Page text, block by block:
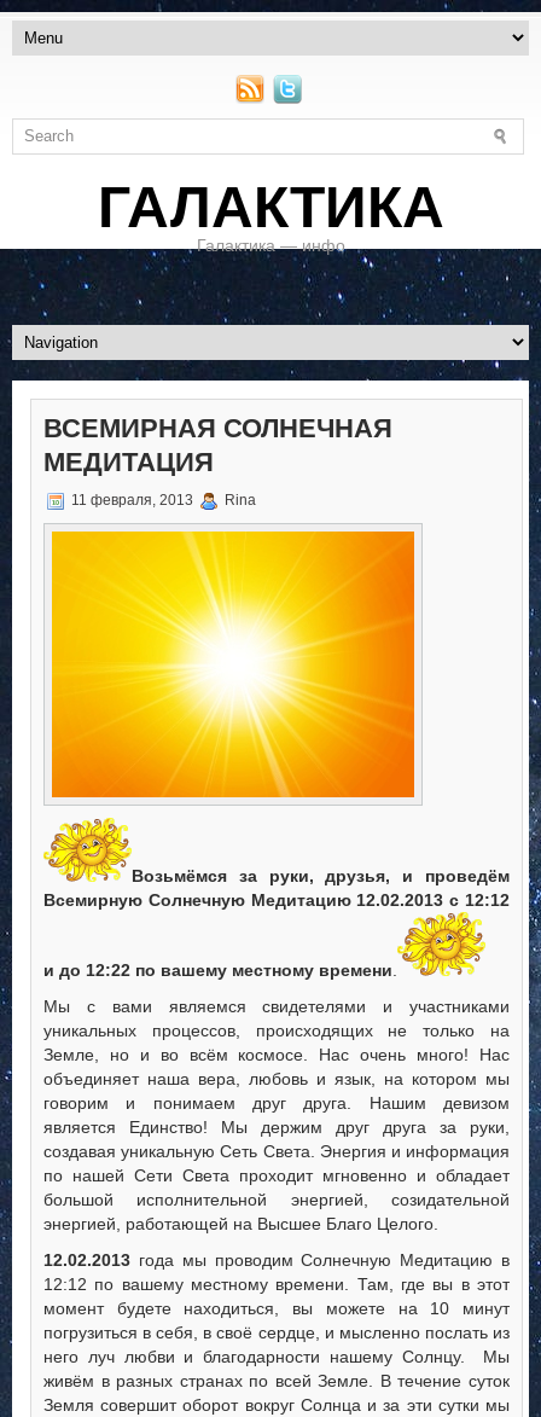
ГАЛАКТИКА
Галактика — инфо
ВСЕМИРНАЯ СОЛНЕЧНАЯ
МЕДИТАЦИЯ
11 февраля, 2013 Rina
Возьмёмся за руки, друзья, и проведём
Всемирную Солнечную Медитацию 12.02.2013 с 12:12
и до 12:22 по вашему местному времени
Мы с вами являемся свидетелями и участниками
уникальных процессов, происходящих не только на
Земле, но и во всём космосе. Нас очень много! Нас
объединяет наша вера, любовь и язык, на котором мы
говорим и понимаем друг друга. Нашим девизом
является Единство! Мы держим друг друга за руки,
создавая уникальную Сеть Света. Энергия и информация
по нашей Сети Света проходит мгновенно и обладает
большой исполнительной энергией, созидательной
энергией, работающей на Высшее Благо Целого.
12.02.2013 года мы проводим Солнечную Медитацию в
12:12 по вашему местному времени. Там, где вы в этот
момент будете находиться, вы можете на 10 минут
погрузиться в себя, в своё сердце, и мысленно послать из
него луч любви и благодарности нашему Солнцу. Мы
живём в разных странах по всей Земле. В течение суток
Земля совершит оборот вокруг Солнца и за эти сутки мы